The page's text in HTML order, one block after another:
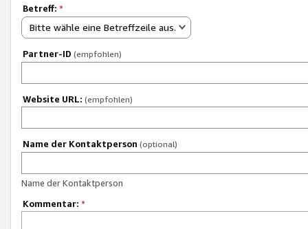
Betreff: *
Bitte wähle eine Betreffzeile aus.
Partner-ID (empfohlen)
Website URL: (empfohlen)
Name der Kontaktperson (optional)
Name der Kontaktperson
Kommentar: *